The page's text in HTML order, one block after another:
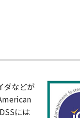
ダなどが
には